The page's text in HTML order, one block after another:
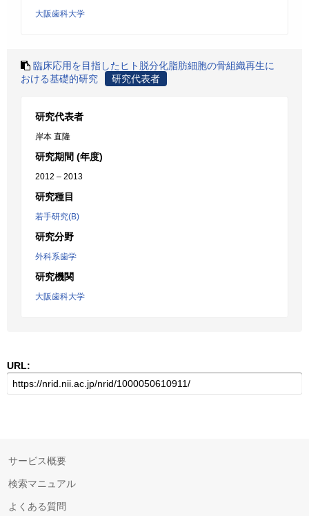
大阪歯科大学
臨床応用を目指したヒト脱分化脂肪細胞の骨組織再生に
おける基礎的研究
研究代表者
研究代表者
岸本 直隆
研究期間 (年度)
2012 – 2013
研究種目
若手研究(B)
研究分野
外科系歯学
研究機関
大阪歯科大学
URL:
サービス概要
検索マニュアル
よくある質問